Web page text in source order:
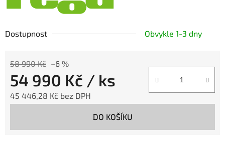
Dostupnost Obvykle 1-3 dny
58 990 Kč –6 %
54 990 Kč / ks
45 446,28 Kč bez DPH
DO KOŠÍKU